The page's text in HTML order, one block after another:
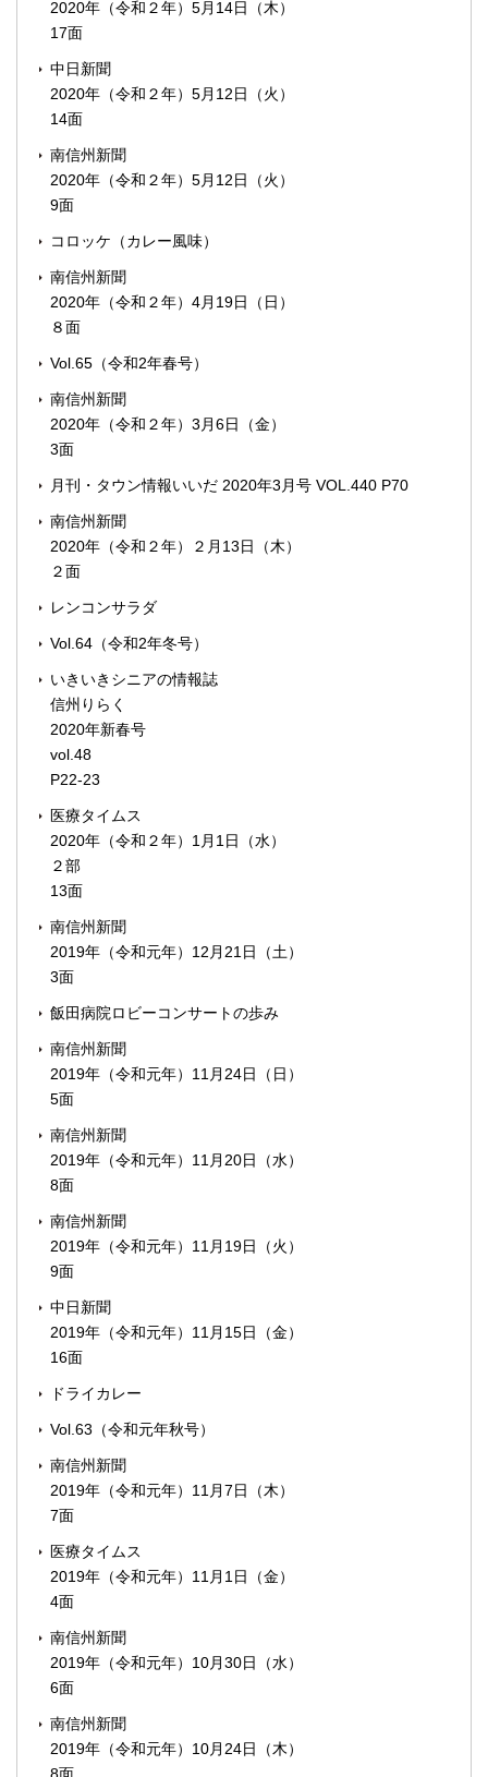
2020年（令和２年）5月14日（木）
17面
中日新聞
2020年（令和２年）5月12日（火）
14面
南信州新聞
2020年（令和２年）5月12日（火）
9面
コロッケ（カレー風味）
南信州新聞
2020年（令和２年）4月19日（日）
８面
Vol.65（令和2年春号）
南信州新聞
2020年（令和２年）3月6日（金）
3面
月刊・タウン情報いいだ 2020年3月号 VOL.440 P70
南信州新聞
2020年（令和２年）２月13日（木）
２面
レンコンサラダ
Vol.64（令和2年冬号）
いきいきシニアの情報誌
信州りらく
2020年新春号
vol.48
P22-23
医療タイムス
2020年（令和２年）1月1日（水）
２部
13面
南信州新聞
2019年（令和元年）12月21日（土）
3面
飯田病院ロビーコンサートの歩み
南信州新聞
2019年（令和元年）11月24日（日）
5面
南信州新聞
2019年（令和元年）11月20日（水）
8面
南信州新聞
2019年（令和元年）11月19日（火）
9面
中日新聞
2019年（令和元年）11月15日（金）
16面
ドライカレー
Vol.63（令和元年秋号）
南信州新聞
2019年（令和元年）11月7日（木）
7面
医療タイムス
2019年（令和元年）11月1日（金）
4面
南信州新聞
2019年（令和元年）10月30日（水）
6面
南信州新聞
2019年（令和元年）10月24日（木）